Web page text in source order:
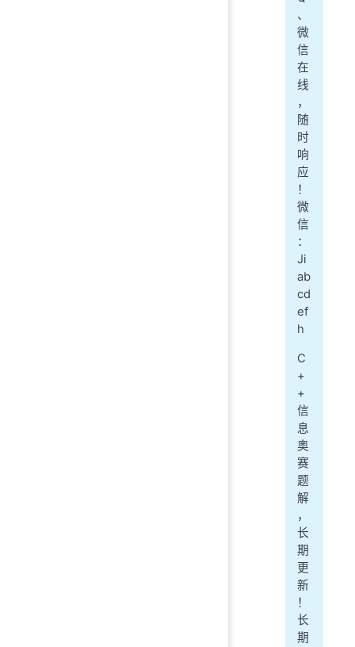
、
微
信
在
线
，
随
时
响
应
！
微
信
：
Ji
ab
cd
ef
h
C
+
+
信
息
奥
赛
题
解
，
长
期
更
新
！
长
期